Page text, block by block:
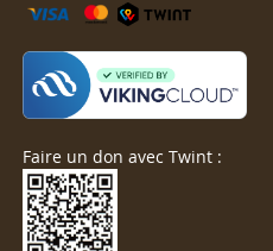
Faire un don avec Twint :